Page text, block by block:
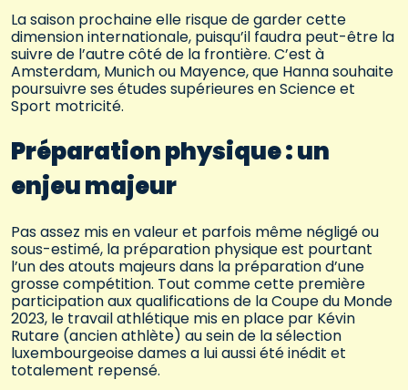
La saison prochaine elle risque de garder cette
dimension internationale, puisqu’il faudra peut-être la
suivre de l’autre côté de la frontière. C’est à
Amsterdam, Munich ou Mayence, que Hanna souhaite
poursuivre ses études supérieures en Science et
Sport motricité.
Préparation physique : un
enjeu majeur
Pas assez mis en valeur et parfois même négligé ou
sous-estimé, la préparation physique est pourtant
l’un des atouts majeurs dans la préparation d’une
grosse compétition. Tout comme cette première
participation aux qualifications de la Coupe du Monde
2023, le travail athlétique mis en place par Kévin
Rutare (ancien athlète) au sein de la sélection
luxembourgeoise dames a lui aussi été inédit et
totalement repensé.